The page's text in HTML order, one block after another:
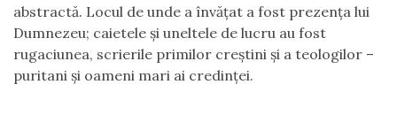
abstractă. Locul de unde a învăţat a fost prezenţa lui
Dumnezeu; caietele şi uneltele de lucru au fost
rugaciunea, scrierile primilor creştini şi a teologilor –
puritani şi oameni mari ai credinţei.